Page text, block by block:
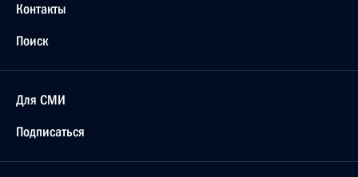
Контакты
Поиск
Для СМИ
Подписаться